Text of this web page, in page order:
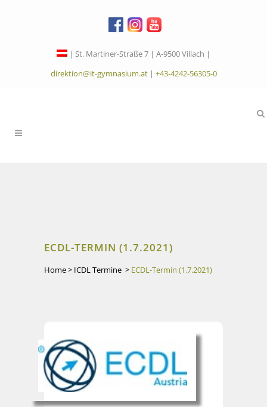
| St. Martiner-Straße 7 | A-9500 Villach |
direktion@it-gymnasium.at| +43-4242-56305-0
ECDL-TERMIN (1.7.2021)
Home> ICDL Termine > ECDL-Termin (1.7.2021)